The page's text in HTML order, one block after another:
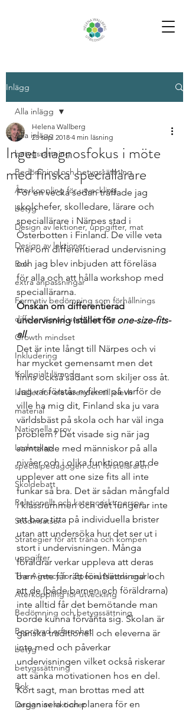
Inlägg
Alla inlägg
betygssättning
Bedömning och betygssättning
Återkoppling för utveckling
betyg
Design av lektioner, uppgifter, mat
Design av lektioner
Bok
extra anpassningar
Formativ bedömning som förhållnings
differentierad undervisning
Growth mindset
Inkludering
Kollegialt lärande
Istället för elevärenden till elevh
material
Nationella prov
Ledarskap
specialpedagogen och försteläraren
Skoldebatt
Relationellt och kategoriskt perspe
Stödinsatser
Strategier för att träna och kompen
uppgifter
The Agency for Special Needs and In
Återkoppling för utveckling
Bedömning och betygssättning
Beprövad erfarenhet
betyg
betygssättning
Bok
Design av lektioner
Alla inlägg
Inget diagnosfokus i möte
med finska speciallärare
Helena Wallberg
23 sep. 2018 4 min läsning
För en vecka sedan träffade jag
skolchefer, skolledare, lärare och
speciallärare i Närpes stad i
Österbotten i Finland. De ville veta
mer om differentierad undervisning
och jag blev inbjuden att föreläsa
för alla och att hålla workshop med
speciallärarna.
Önskan om differentierad
undervisning istället för one-size-fits-
all
Det är inte långt till Närpes och vi
har mycket gemensamt men det
finns också sådant som skiljer oss åt.
Jag var förstås nyfiken på varför de
ville ha mig dit, Finland ska ju vara
världsbäst på skola och har väl inga
problem? Det visade sig när jag
samtalade med människor på alla
nivåer och i olika funktioner att de
upplever att one size fits all inte
funkar så bra. Det är sådan mångfald
i klassrummen och det fungerar inte
att bara titta på individuella brister
utan att undersöka hur det ser ut i
stort i undervisningen. Många
föräldrar verkar uppleva att deras
barn inte får rätt förutsättningar och
att de (både barnen och föräldrarna)
inte alltid får det bemötande man
borde kunna förvänta sig. Skolan är
ganska traditionell och eleverna är
inte med och påverkar
undervisningen vilket också riskerar
att sänka motivationen hos en del.
Kort sagt, man brottas med att
organisera och planera för en